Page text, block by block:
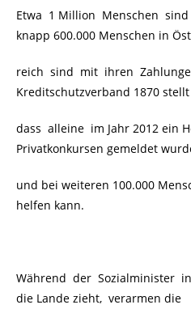
Etwa 1 Million Menschen
knapp 600.000 Menschen in
reich sind mit ihren
Kreditschutzverband 1870
dass alleine im Jahr 2012 ein
Privatkonkursen gemeldet
und bei weiteren 100.000
helfen kann.
Während der Sozialminister
die Lande zieht, verarmen die